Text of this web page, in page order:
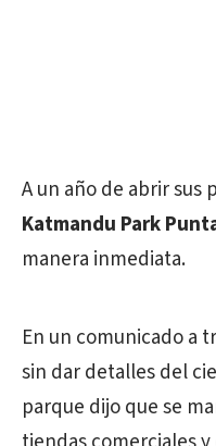
A un año de abrir
Katmandu Park
manera inmediata.
En un comunicado a
sin dar detalles del
parque dijo que se